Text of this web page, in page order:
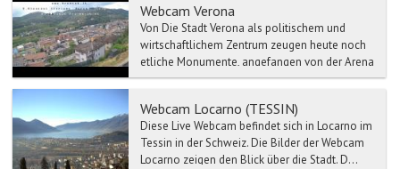
Webcam Verona
Von Die Stadt Verona als politischem und
wirtschaftlichem Zentrum zeugen heute noch
etliche Monumente, angefangen von der Arena
bis zum Römischen T...
Webcam Locarno (TESSIN)
Diese Live Webcam befindet sich in Locarno im
Tessin in der Schweiz. Die Bilder der Webcam
Locarno zeigen den Blick über die Stadt. D...